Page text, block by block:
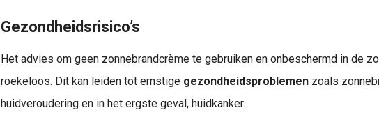
Gezondheidsrisico’s
Het advies om geen zonnebrandcrème te gebruiken en onbeschermd in de
roekeloos. Dit kan leiden tot ernstige gezondheidsproblemen zoals
huidveroudering en in het ergste geval, huidkanker.